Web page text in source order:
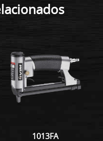
1013FA